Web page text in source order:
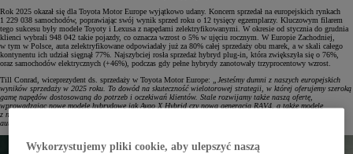
Rok 2025 okazał się dla Toyota Motor Europe wyjątkowo udany. Koncern sprzedał na europejskich rynkach
1 229 038 samochodów, poprawiając swój wynik sprzed roku o 12 tysięcy egzemplarzy. Kluczowym filarem
tego sukcesu były modele Toyoty i Lexusa z napędami zelektryfikowanymi. W okresie od stycznia do grudnia
klienci wybrali 948 042 takie pojazdy, co oznacza wzrost o 5% w ujęciu rocznym. W Europie Zachodniej,
w tym w Polsce, auta zelektryfikowane odpowiadały już za 80% całej sprzedaży obu marek, a w skali całego
kontynentu ich udział sięgnął 77%. Najszybciej rosła sprzedaż hybryd plug-in, która zwiększyła się o 76%,
oraz samochodów elektrycznych (+46%), podczas gdy pełne hybrydy zanotowały trzyprocentowy wzrost.
Till Conrad, wiceprezydent ds. sprzedaży w Toyota Motor Europe:
„Jesteśmy dumni z naszych europejskich
wyników sprzedaży w 2025 roku. To dowód na skuteczność wielotorowej strategii, w której oferujemy szeroką
gamę napędów dostosowaną do potrzeb i oczekiwań klientów. Stale rozwijamy także naszą ofertę,
wprowadzając nowe modele hybrydowe jak Aygo X Hybrid czy nowa generacja RAV4, a także modele
z napędem elektrycznym - Toyotę C-HR+ oraz Urban Cruisera. W 2026 roku zaprezentujemy kolejne nowe
auta”.
Wykorzystujemy pliki cookie, aby ulepszyć naszą